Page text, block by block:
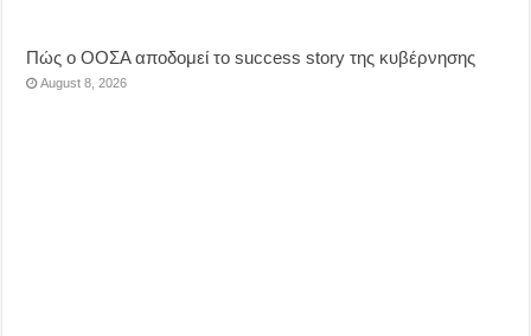
Πώς ο ΟΟΣΑ αποδομεί το success story της κυβέρνησης
August 8, 2026